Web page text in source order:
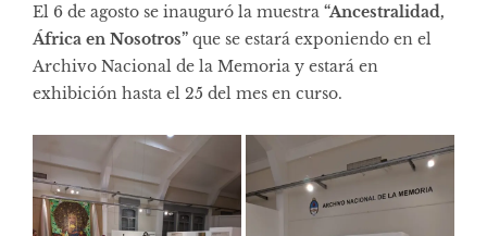
El 6 de agosto se inauguró la muestra “Ancestralidad,
África en Nosotros” que se estará exponiendo en el
Archivo Nacional de la Memoria y estará en
exhibición hasta el 25 del mes en curso.